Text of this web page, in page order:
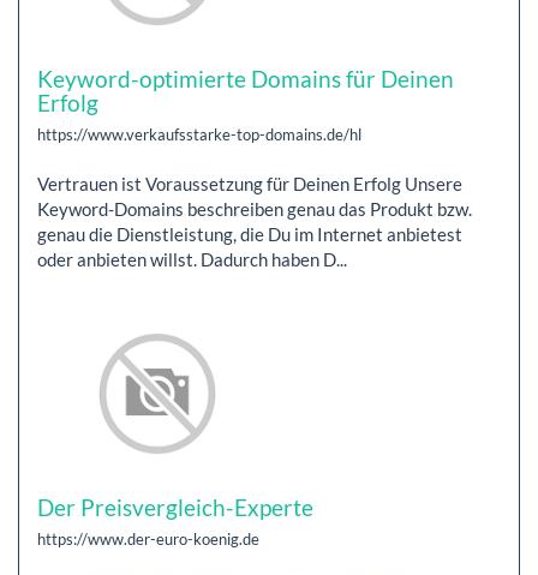
Keyword-optimierte Domains für Deinen
Erfolg
https://www.verkaufsstarke-top-domains.de/hl
Vertrauen ist Voraussetzung für Deinen Erfolg Unsere
Keyword-Domains beschreiben genau das Produkt bzw.
genau die Dienstleistung, die Du im Internet anbietest
oder anbieten willst. Dadurch haben D...
Der Preisvergleich-Experte
https://www.der-euro-koenig.de